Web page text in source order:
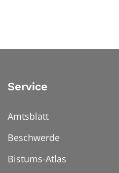
Service
Amtsblatt
Beschwerde
Bistums-Atlas